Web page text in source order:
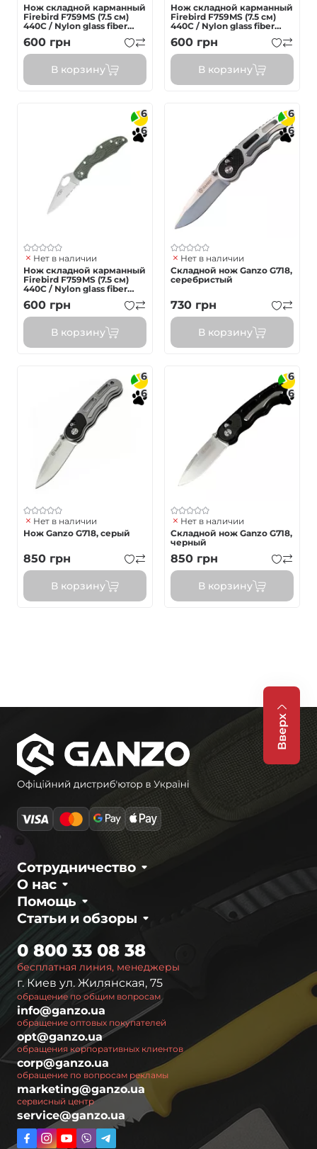
Нож складной карманный
Firebird F759MS (7.5 см)
440C / Nylon glass fiber
оранжевый
600 грн
В корзину
Нож складной карманный
Firebird F759MS (7.5 см)
440C / Nylon glass fiber
черный
600 грн
В корзину
6
6
Нет в наличии
Нож складной карманный
Firebird F759MS (7.5 см)
440C / Nylon glass fiber
зеленый
600 грн
В корзину
6
6
Нет в наличии
Складной нож Ganzo G718,
серебристый
730 грн
В корзину
6
6
Нет в наличии
Нож Ganzo G718, серый
850 грн
В корзину
6
6
Нет в наличии
Складной нож Ganzo G718,
черный
850 грн
В корзину
Вверх
О нас
Сотрудничество
Статьи и обзоры
Помощь
бесплатная линия, менеджеры
0 800 33 08 38
г. Киев ул. Жилянская, 75
обращение по общим вопросам
info@ganzo.ua
обращение оптовых покупателей
opt@ganzo.ua
обращения корпоративных клиентов
corp@ganzo.ua
обращение по вопросам рекламы
marketing@ganzo.ua
сервисный центр
service@ganzo.ua